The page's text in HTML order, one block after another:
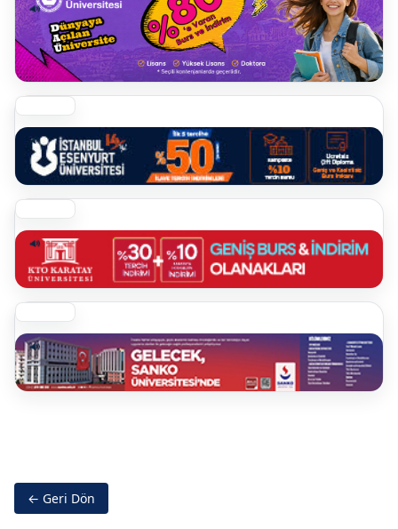
← Geri Dön